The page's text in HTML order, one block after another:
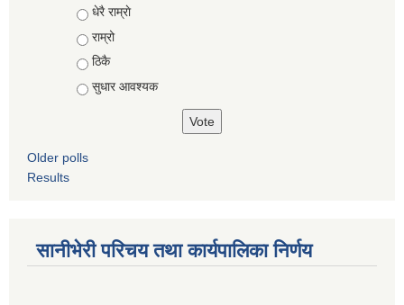
Choices
धेरै राम्राे
राम्रो
ठिकै
सुधार आवश्यक
Older polls
Results
सानीभेरी परिचय तथा कार्यपालिका निर्णय